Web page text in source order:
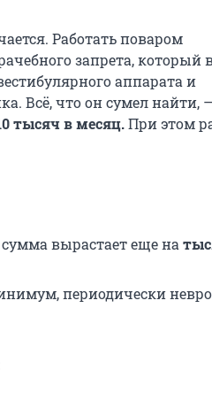
Работать поваром
запрета, который
аппарата и
Всё, что он сумел найти,
тысяч в месяц.При этом
вырастает еще на
периодически